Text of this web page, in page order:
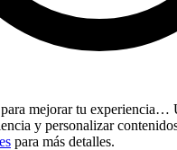
mejorar tu experiencia…
y personalizar
para más detalles.